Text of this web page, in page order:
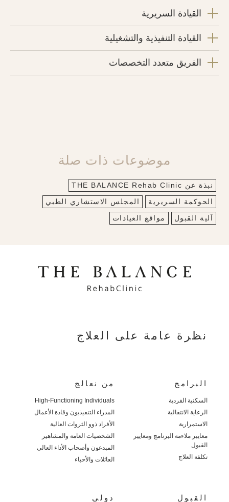
القيادة السريرية
القيادة التنفيذية والتشغيلية
الفريق متعدد التخصصات
موضوعات ذات صلة
نبذة عن THE BALANCE Rehab Clinic
الحوكمة السريرية
المجلس الاستشاري الطبي
آلية القبول
مواقع العيادات
نظرة عامة على العلاج
البرامج
السكنية الفردية
الرعاية الانتقالية
الاستمرارية
معايير ملاءمة البرنامج ومعايير
القبول
تكلفة العلاج
من نعالج
High-Functioning Individuals
المدراء التنفيذيون وقادة الأعمال
الأفراد ذوو الثروات العالية
الشخصيات العامة والمشاهير
المبدعون وأصحاب الأداء العالي
العائلات والأحباء
القبول دولي